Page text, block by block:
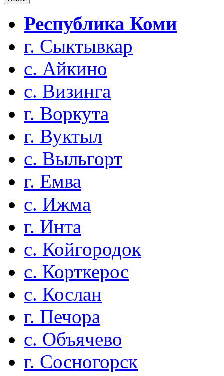
Республика Коми
г. Сыктывкар
с. Айкино
с. Визинга
г. Воркута
г. Вуктыл
с. Выльгорт
г. Емва
с. Ижма
г. Инта
с. Койгородок
с. Корткерос
с. Кослан
г. Печора
с. Объячево
г. Сосногорск